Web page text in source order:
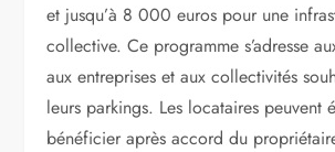
et jusqu’à 8 000 euros pour une
collective. Ce programme s’adresse
aux entreprises et aux collectivités
leurs parkings. Les locataires peuvent
bénéficier après accord du